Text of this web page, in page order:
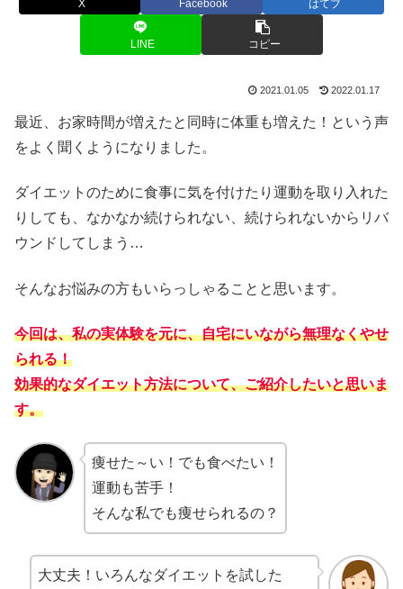
X Facebook はてブ
LINE コピー
2021.01.05 2022.01.17
最近、お家時間が増えたと同時に体重も増えた！という声
をよく聞くようになりました。
ダイエットのために食事に気を付けたり運動を取り入れた
りしても、なかなか続けられない、 続けられないから リバ
ウンドしてしまう…
そんなお悩みの方もいらっしゃることと思います。
今回は、私の実体験を元に、自宅にいながら無理なくやせ
られる！
効果的なダイエット方法について、ご紹介したいと思いま
す。
痩せた～い！でも食べたい！
運動も苦手！
そんな私でも痩せられるの？
大丈夫！ いろんなダイエットを試した